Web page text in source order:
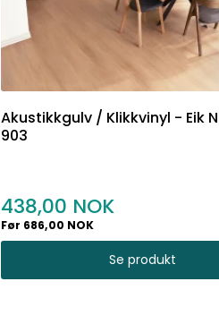
Akustikkgulv / Klikkvinyl - Eik
903
438,00
Før 686,00 NOK
Se produkt